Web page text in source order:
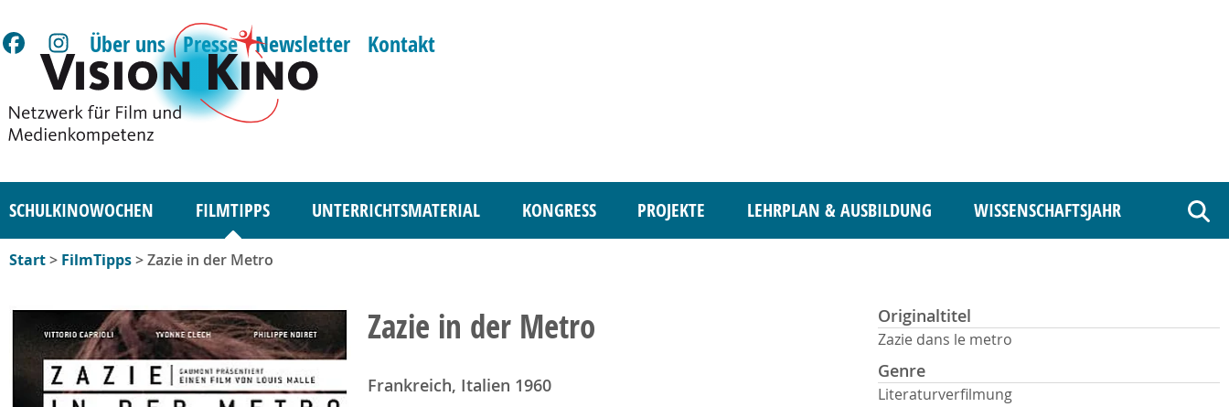
Über uns Presse Newsletter Kontakt
SCHULKINOWOCHEN FILMTIPPS UNTERRICHTSMATERIAL KONGRESS PROJEKTE LEHRPLAN & AUSBILDUNG WISSENSCHAFTSJAHR
Start> FilmTipps> Zazie in der Metro
Zazie in der Metro
Frankreich, Italien 1960
Originaltitel
Zazie dans le metro
Genre
Literaturverfilmung